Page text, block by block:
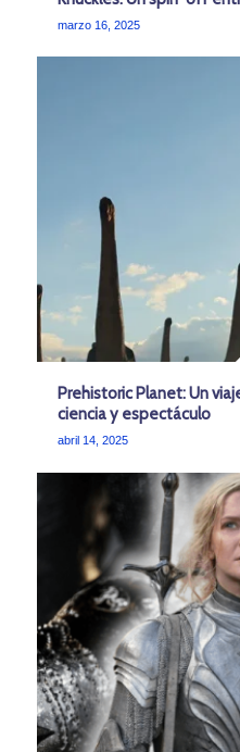
marzo 16, 2025
Prehistoric Planet: Un
ciencia y espectáculo
abril 14, 2025